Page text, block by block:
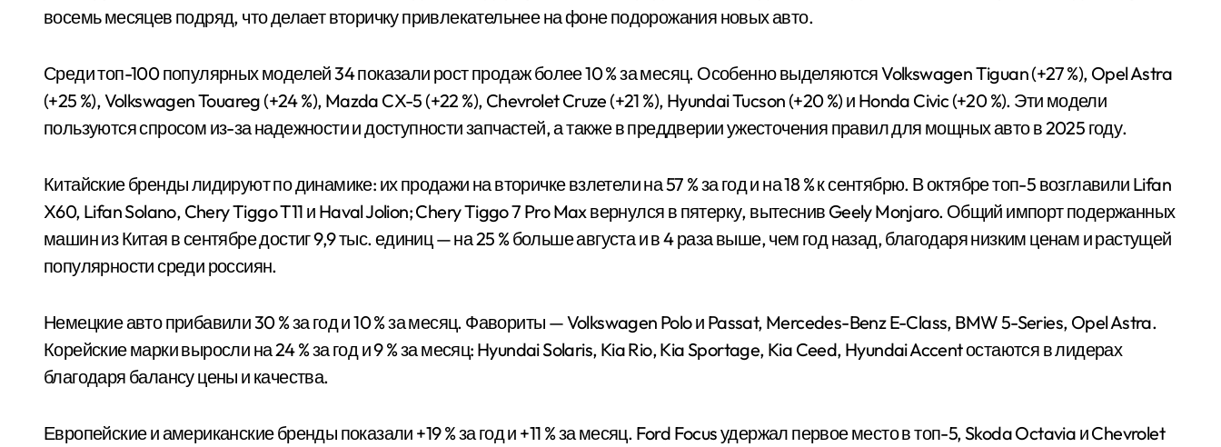
восемь месяцев подряд, что делает вторичку привлекательнее на фоне подорожания новых авто.
Среди топ-100 популярных моделей 34 показали рост продаж более 10 % за месяц. Особенно выделяются Volkswagen Tiguan (+27 %), Opel Astra
(+25 %), Volkswagen Touareg (+24 %), Mazda CX-5 (+22 %), Chevrolet Cruze (+21 %), Hyundai Tucson (+20 %) и Honda Civic (+20 %). Эти модели
пользуются спросом из-за надежности и доступности запчастей, а также в преддверии ужесточения правил для мощных авто в 2025 году.
Китайские бренды лидируют по динамике: их продажи на вторичке взлетели на 57 % за год и на 18 % к сентябрю. В октябре топ-5 возглавили Lifan
X60, Lifan Solano, Chery Tiggo T11 и Haval Jolion; Chery Tiggo 7 Pro Max вернулся в пятерку, вытеснив Geely Monjaro. Общий импорт подержанных
машин из Китая в сентябре достиг 9,9 тыс. единиц — на 25 % больше августа и в 4 раза выше, чем год назад, благодаря низким ценам и растущей
популярности среди россиян.
Немецкие авто прибавили 30 % за год и 10 % за месяц. Фавориты — Volkswagen Polo и Passat, Mercedes-Benz E-Class, BMW 5-Series, Opel Astra.
Корейские марки выросли на 24 % за год и 9 % за месяц: Hyundai Solaris, Kia Rio, Kia Sportage, Kia Ceed, Hyundai Accent остаются в лидерах
благодаря балансу цены и качества.
Европейские и американские бренды показали +19 % за год и +11 % за месяц. Ford Focus удержал первое место в топ-5, Skoda Octavia и Chevrolet